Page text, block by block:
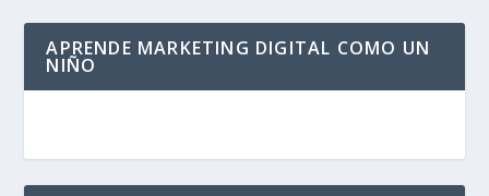
APRENDE MARKETING DIGITAL COMO UN
NIÑO